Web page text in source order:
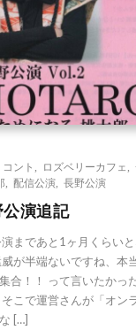
コント ロズベリーカフェ
配信公演 長野公演
公演追記
まであと1ヶ月くらい
が半端ないですね、本
合！！ って言いたかっ
こで運営さんが「オン
[…]